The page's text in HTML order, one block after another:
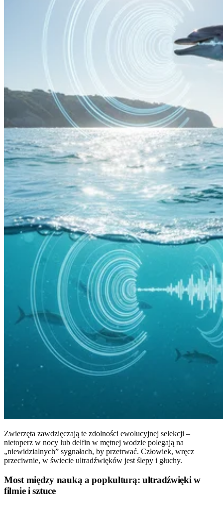
Zwierzęta zawdzięczają te zdolności ewolucyjnej selekcji –
nietoperz w nocy lub delfin w mętnej wodzie polegają na
„niewidzialnych” sygnałach, by przetrwać. Człowiek, wręcz
przeciwnie, w świecie ultradźwięków jest ślepy i głuchy.
Most między nauką a popkulturą: ultradźwięki w
filmie i sztuce